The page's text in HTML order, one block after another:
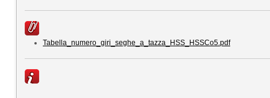
Tabella_numero_giri_seghe_a_tazza_HSS_HSSCo5.pdf